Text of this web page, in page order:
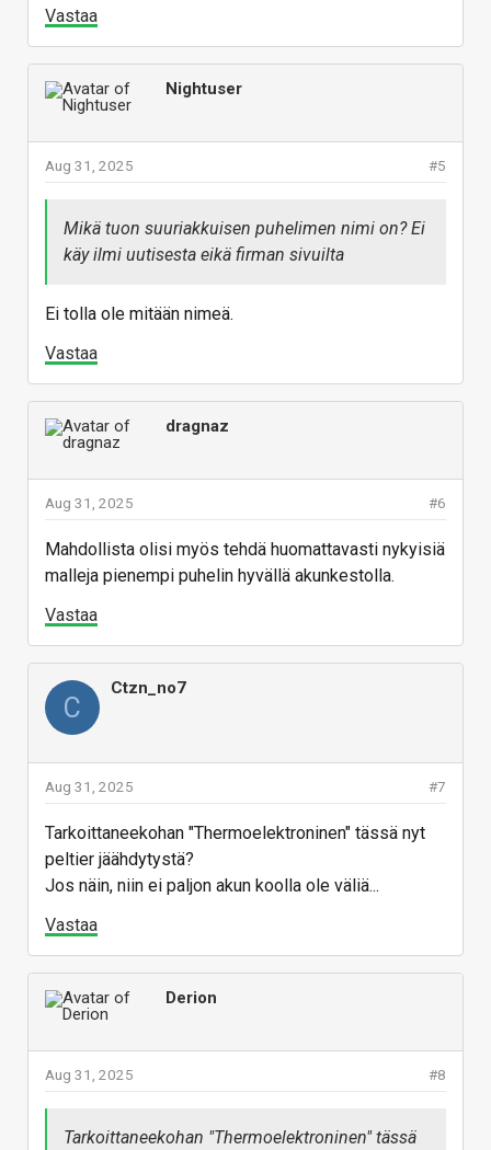
Vastaa
Nightuser
#5
Aug 31, 2025
Mikä tuon suuriakkuisen puhelimen nimi on? Ei
käy ilmi uutisesta eikä firman sivuilta
Ei tolla ole mitään nimeä.
Vastaa
dragnaz
#6
Aug 31, 2025
Mahdollista olisi myös tehdä huomattavasti nykyisiä
malleja pienempi puhelin hyvällä akunkestolla.
Vastaa
C
Ctzn_no7
#7
Aug 31, 2025
Tarkoittaneekohan "Thermoelektroninen" tässä nyt
peltier jäähdytystä?
Jos näin, niin ei paljon akun koolla ole väliä...
Vastaa
Derion
#8
Aug 31, 2025
Tarkoittaneekohan "Thermoelektroninen" tässä